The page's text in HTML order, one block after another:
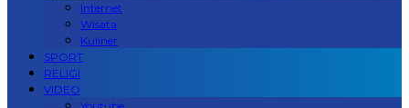
Internet
Wisata
Kuliner
SPORT
RELIGI
VIDEO